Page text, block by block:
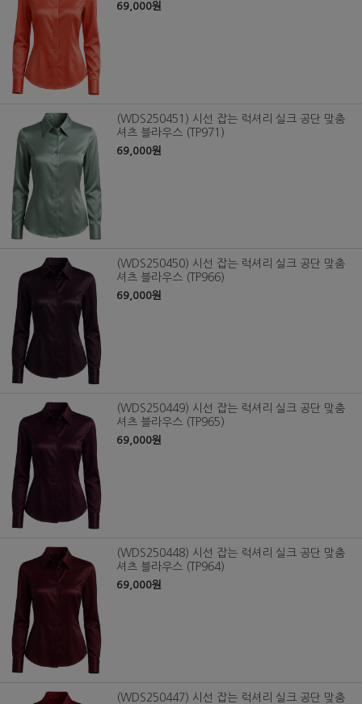
69,000원
(WDS250451) 시선 잡는 럭셔리 실크 공단 맞춤
셔츠 블라우스 (TP971)
69,000원
(WDS250450) 시선 잡는 럭셔리 실크 공단 맞춤
셔츠 블라우스 (TP966)
69,000원
(WDS250449) 시선 잡는 럭셔리 실크 공단 맞춤
셔츠 블라우스 (TP965)
69,000원
(WDS250448) 시선 잡는 럭셔리 실크 공단 맞춤
셔츠 블라우스 (TP964)
69,000원
(WDS250447) 시선 잡는 럭셔리 실크 공단 맞춤